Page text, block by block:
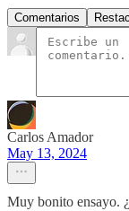
Comentarios
Carlos Amador
May 13, 2024
Muy bonito ensayo.